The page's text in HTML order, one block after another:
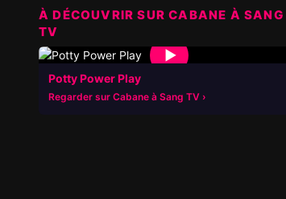
À DÉCOUVRIR SUR CABANE À SANG
TV
▶
Potty Power Play
Regarder sur Cabane à Sang TV